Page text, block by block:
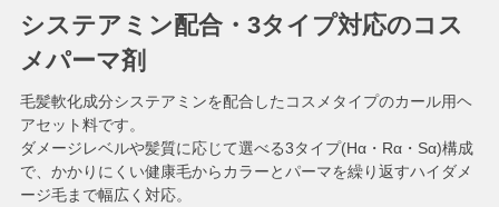
システアミン配合・3タイプ対応のコス
メパーマ剤
毛髪軟化成分システアミンを配合したコスメタイプのカール用ヘ
アセット料です。
ダメージレベルや髪質に応じて選べる3タイプ(Hα・Rα・Sα)構成
で、かかりにくい健康毛からカラーとパーマを繰り返すハイダメ
ージ毛まで幅広く対応。